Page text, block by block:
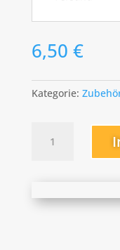
6,50 €
Kategorie:
/Steinrose